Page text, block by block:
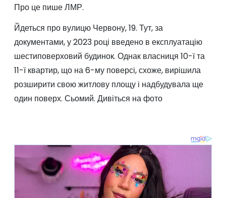
Про це пише ЛМР.
Йдеться про вулицю Червону, 19. Тут, за
документами, у 2023 році введено в експлуатацію
шестиповерховий будинок. Однак власниця 10-ї та
11-ї квартир, що на 6-му поверсі, схоже, вирішила
розширити свою житлову площу і надбудувала ще
один поверх. Сьомий. Дивіться на фото